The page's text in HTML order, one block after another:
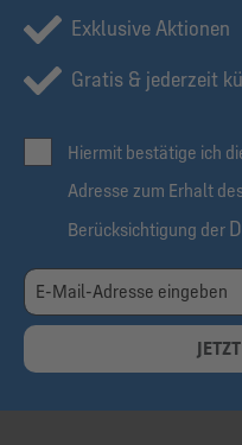
Exklusive Aktionen
Gratis & jederzeit
Hiermit bestätige ich
Adresse zum Erhalt
Berücksichtigung der